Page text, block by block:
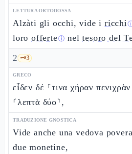
LETTURA ORTODOSSA
Alzàti gli occhi, vide iricchi
loro offerteⓘ neltesoro del
2 🗝️3
GRECO
εἶδεν δέ ⸀τινα χήραν
⸂λεπτὰ δύο⸃,
TRADUZIONE GNOSTICA
Vide anche una vedova
due monetine,